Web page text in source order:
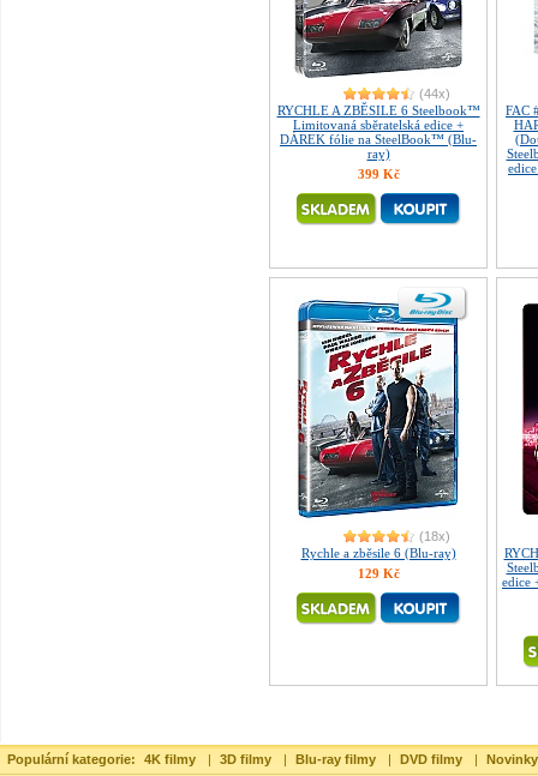
(44x)
RYCHLE A ZBĚSILE 6 Steelbook™
Limitovaná sběratelská edice +
DÁREK fólie na SteelBook™ (Blu-
ray)
399 Kč
FAC
(18x)
Rychle a zběsile 6 (Blu-ray)
129 Kč
edice
Populární kategorie: 4K filmy | 3D filmy | Blu-ray filmy | DVD filmy |